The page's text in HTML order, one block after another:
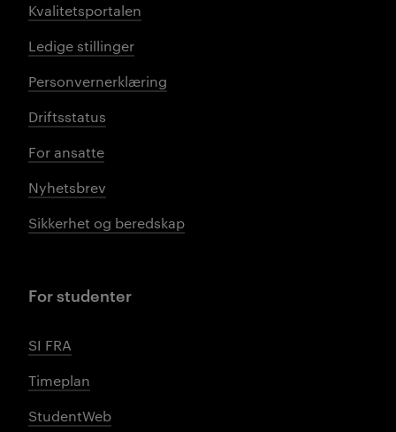
Kvalitetsportalen
Ledige stillinger
Personvernerklæring
Driftsstatus
For ansatte
Nyhetsbrev
Sikkerhet og beredskap
For studenter
SI FRA
Timeplan
StudentWeb